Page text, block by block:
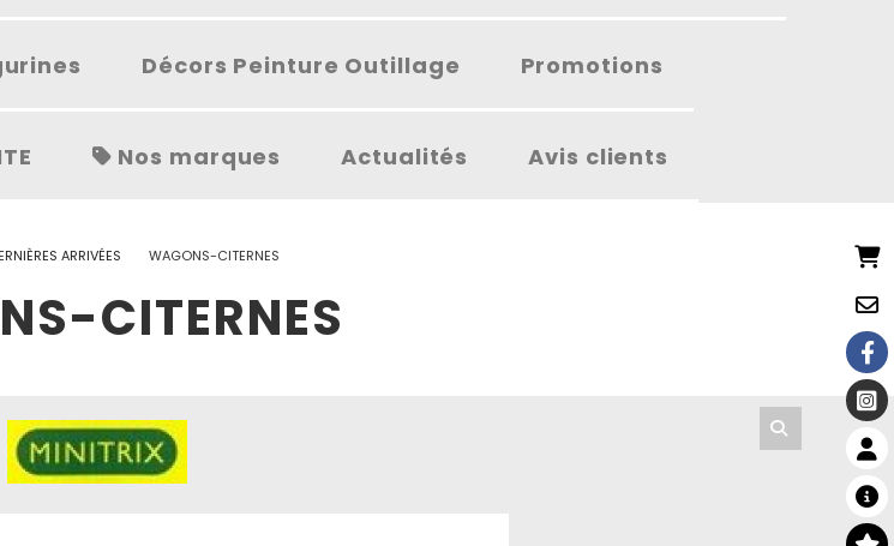
Décors Peinture Outillage Promotions
Nos marques Actualités Avis clients
ARRIVÉES WAGONS-CITERNES
CITERNES